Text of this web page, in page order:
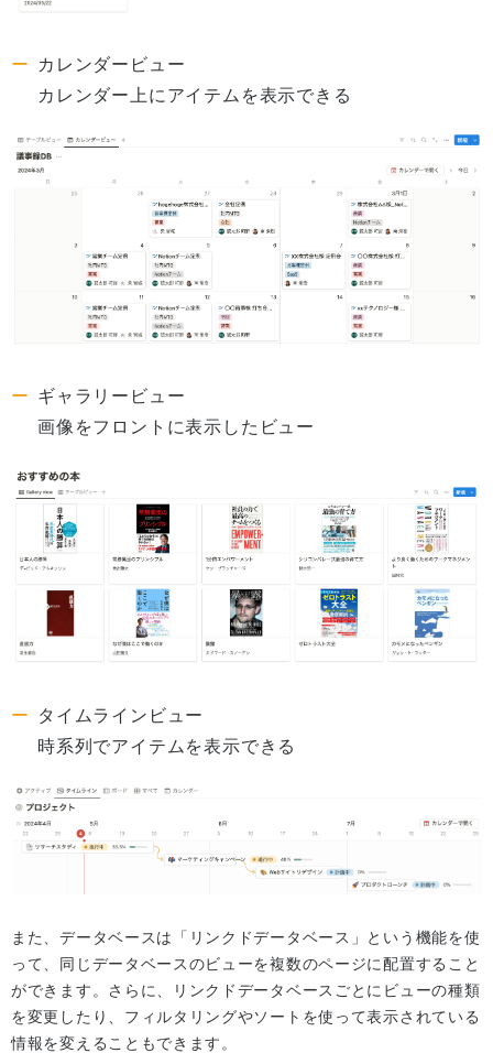
カレンダービュー
カレンダー上にアイテムを表示できる
ギャラリービュー
画像をフロントに表示したビュー
タイムラインビュー
時系列でアイテムを表示できる
また、データベースは「リンクドデータベース」という機能を使
って、同じデータベースのビューを複数のページに配置すること
ができます。さらに、リンクドデータベースごとにビューの種類
を変更したり、フィルタリングやソートを使って表示されている
情報を変えることもできます。